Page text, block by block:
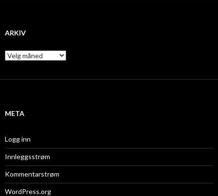
ARKIV
A
r
i
META
Logg inn
Innleggsstrøm
Kommentarstrøm
WordPress.org